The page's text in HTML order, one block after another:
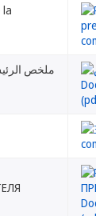
la
ملخص